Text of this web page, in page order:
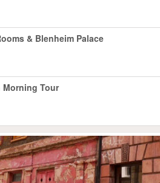
& Blenheim Palace
Tour